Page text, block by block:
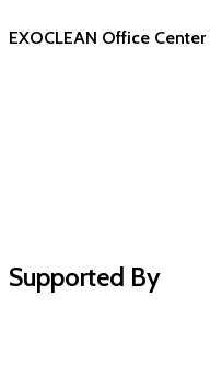
EXOCLEAN Office Center
Supported By